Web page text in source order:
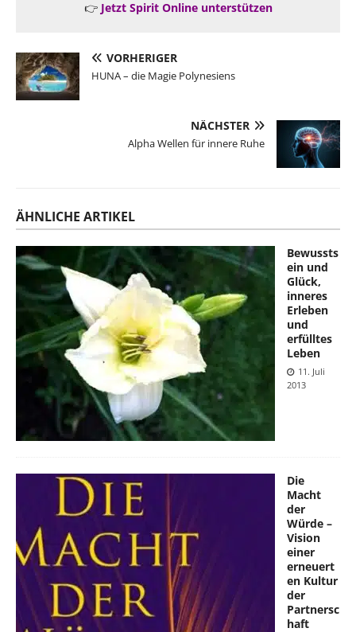
👉 Jetzt Spirit Online unterstützen
VORHERIGER
HUNA – die Magie Polynesiens
NÄCHSTER
Alpha Wellen für innere Ruhe
ÄHNLICHE ARTIKEL
Bewussts
ein und
Glück,
inneres
Erleben
und
erfülltes
Leben
11. Juli
2013
Die
Macht
der
Würde –
Vision
einer
erneuert
en Kultur
der
Partnersc
haft